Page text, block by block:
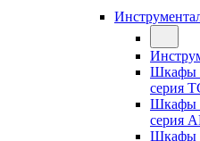
Шкафы
серия
Шкафы
серия
Шкафы